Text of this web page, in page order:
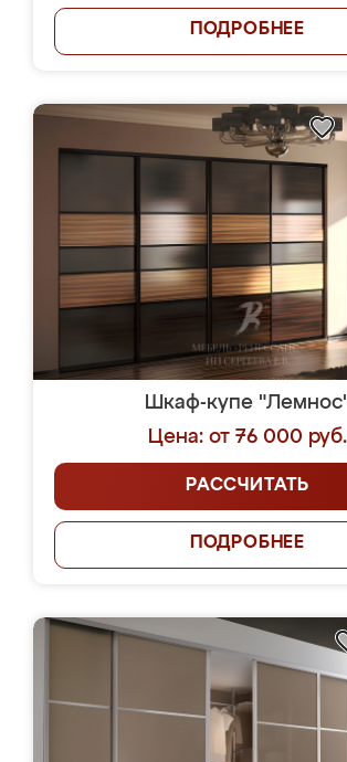
ПОДРОБНЕЕ
Шкаф-купе
Цена: от 76 000 руб.
РАССЧИТАТЬ
ПОДРОБНЕЕ